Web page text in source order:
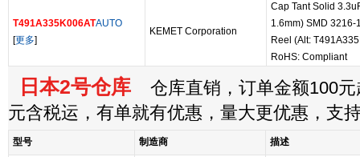
T491A335K006ATAUTO
[更多]
KEMET Corporation
Cap Tant Solid
1.6mm) SMD 3216-
Reel (Alt:
RoHS: Compliant
日本2号仓库 仓库直销，订单金额100元
元含税运，有单就有优惠，量大更优惠，支
型号 制造商 描述